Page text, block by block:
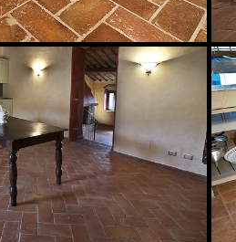
Maro Cristiani
Vedi Scheda